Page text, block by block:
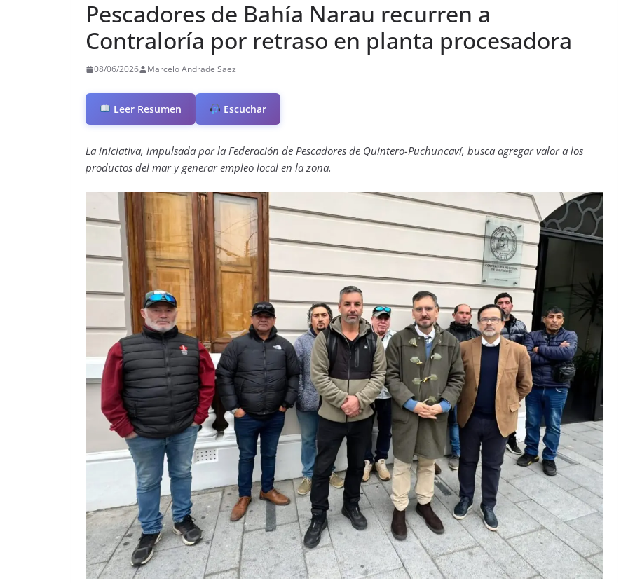
Pescadores de Bahía Narau recurren a
Contraloría por retraso en planta procesadora
08/06/2026 Marcelo Andrade Saez
Leer Resumen Escuchar
La iniciativa, impulsada por la Federación de Pescadores de Quintero-Puchuncaví, busca agregar valor a los
productos del mar y generar empleo local en la zona.